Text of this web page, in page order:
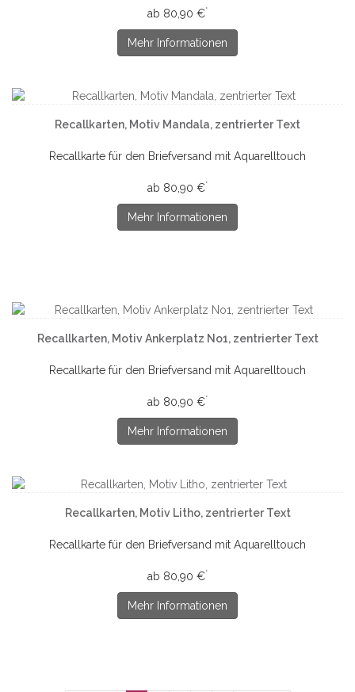
ab 80,90 €*
Mehr Informationen
Recallkarten, Motiv Mandala, zentrierter Text
Recallkarte für den Briefversand mit Aquarelltouch
ab 80,90 €*
Mehr Informationen
Recallkarten, Motiv Ankerplatz No1, zentrierter Text
Recallkarte für den Briefversand mit Aquarelltouch
ab 80,90 €*
Mehr Informationen
Recallkarten, Motiv Litho, zentrierter Text
Recallkarte für den Briefversand mit Aquarelltouch
ab 80,90 €*
Mehr Informationen